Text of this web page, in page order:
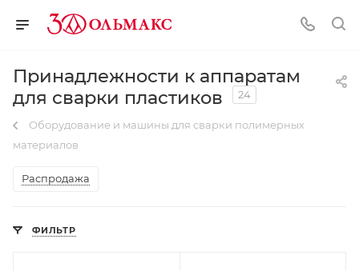
Принадлежности к аппаратам
для сварки пластиков
24
Оборудование и машины для сварки полимерных
материалов
Распродажа
ФИЛЬТР